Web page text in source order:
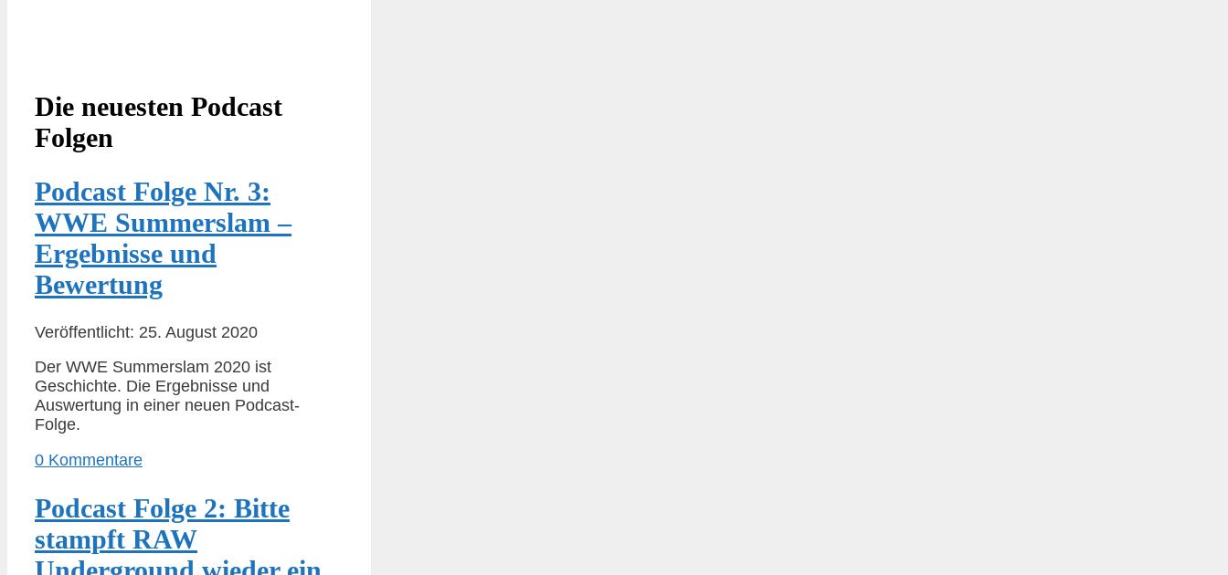
Die neuesten Podcast
Folgen
Podcast Folge Nr. 3:
WWE Summerslam –
Ergebnisse und
Bewertung
Veröffentlicht: 25. August 2020
Der WWE Summerslam 2020 ist
Geschichte. Die Ergebnisse und
Auswertung in einer neuen Podcast-
Folge.
0 Kommentare
Podcast Folge 2: Bitte
stampft RAW